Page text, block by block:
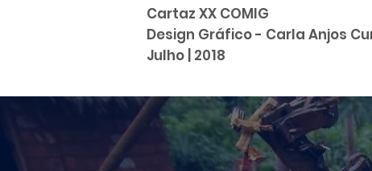
Cartaz XX COMIG
Design Gráfico - Carla Anjos
Julho | 2018